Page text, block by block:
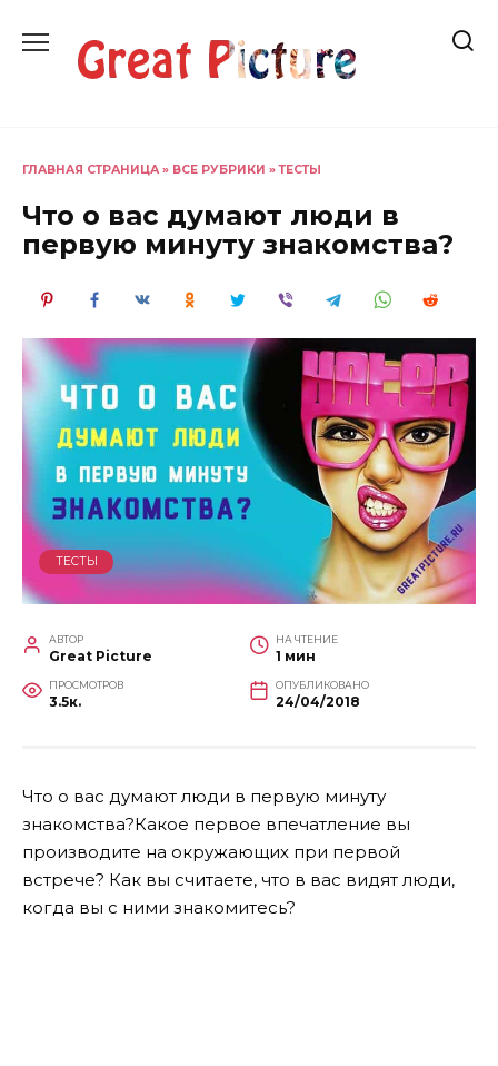
содержанию
ГЛАВНАЯ СТРАНИЦА » ВСЕ РУБРИКИ »ТЕСТЫ
Что о вас думают люди в
первую минуту знакомства?
ТЕСТЫ
АВТОР
Great Picture
НА ЧТЕНИЕ
1 мин
ПРОСМОТРОВ
3.5к.
ОПУБЛИКОВАНО
24/04/2018
Что о вас думают люди в первую минуту
знакомства?Какое первое впечатление вы
производите на окружающих при первой
встрече? Как вы считаете, что в вас видят люди,
когда вы с ними знакомитесь?